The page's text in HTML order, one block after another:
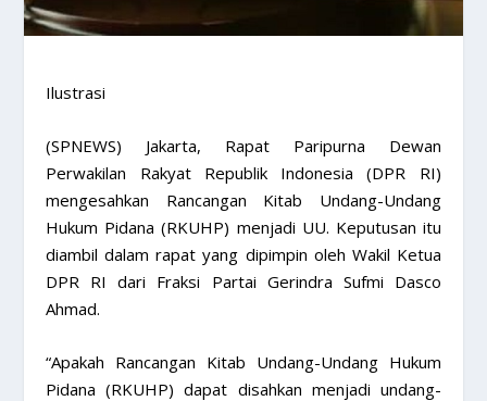
Ilustrasi
(SPNEWS) Jakarta, Rapat Paripurna Dewan
Perwakilan Rakyat Republik Indonesia (DPR RI)
mengesahkan Rancangan Kitab Undang-Undang
Hukum Pidana (RKUHP) menjadi UU. Keputusan itu
diambil dalam rapat yang dipimpin oleh Wakil Ketua
DPR RI dari Fraksi Partai Gerindra Sufmi Dasco
Ahmad.
“Apakah Rancangan Kitab Undang-Undang Hukum
Pidana (RKUHP) dapat disahkan menjadi undang-